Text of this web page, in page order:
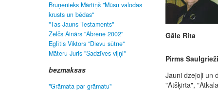
Bruņenieks Mārtiņš "Mūsu valodas
krusts un bēdas"
"Tas Jauns Testaments"
Zelčs Ainārs "Abrene 2002"
Eglītis Viktors "Dievu sūtne"
Māteru Juris "Sadzīves viļņi"
bezmaksas
"Grāmata par grāmatu"
Gāle Rita
Pirms
Jauni dzejoļi un
"Atšķirtā",